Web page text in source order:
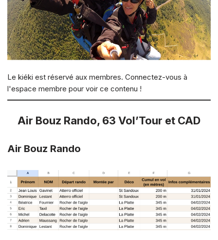
Le kiéki est réservé aux membres. Connectez-vous à
l'espace membre pour voir ce contenu !
Air Bouz Rando, 63 Vol’Tour et CAD
Air Bouz Rando